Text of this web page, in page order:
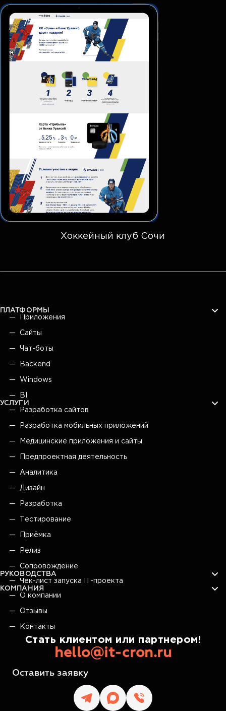
Хоккейный клуб Сочи
ПЛАТФОРМЫ
Приложения
Сайты
Чат-боты
Backend
Windows
BI
УСЛУГИ
Разработка сайтов
Разработка мобильных приложений
Медицинские приложения и сайты
Предпроектная деятельность
Аналитика
Дизайн
Разработка
Тестирование
Приёмка
Релиз
Сопровождение
РУКОВОДСТВА
Чек-лист запуска IT-проекта
КОМПАНИЯ
О компании
Отзывы
Контакты
Стать клиентом или партнером!
hello@it-cron.ru
Оставить заявку